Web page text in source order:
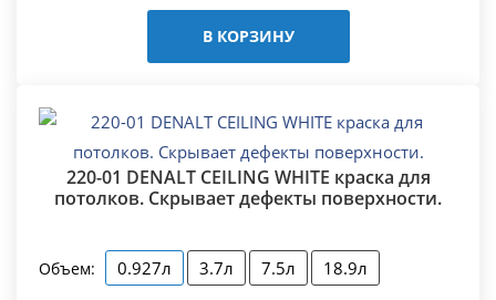
В КОРЗИНУ
220-01 DENALT CEILING WHITE краска для
потолков. Скрывает дефекты поверхности.
Объем: 0.927л 3.7л 7.5л 18.9л